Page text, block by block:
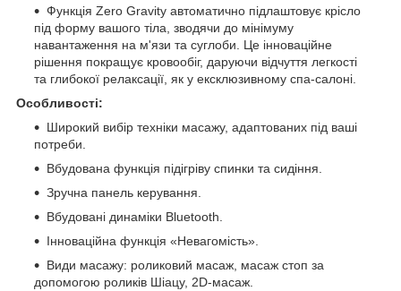
Функція Zero Gravity автоматично підлаштовує крісло
під форму вашого тіла, зводячи до мінімуму
навантаження на м'язи та суглоби. Це інноваційне
рішення покращує кровообіг, даруючи відчуття легкості
та глибокої релаксації, як у ексклюзивному спа-салоні.
Особливості:
Широкий вибір техніки масажу, адаптованих під ваші
потреби.
Вбудована функція підігріву спинки та сидіння.
Зручна панель керування.
Вбудовані динаміки Bluetooth.
Інноваційна функція «Невагомість».
Види масажу: роликовий масаж, масаж стоп за
допомогою роликів Шіацу, 2D-масаж.